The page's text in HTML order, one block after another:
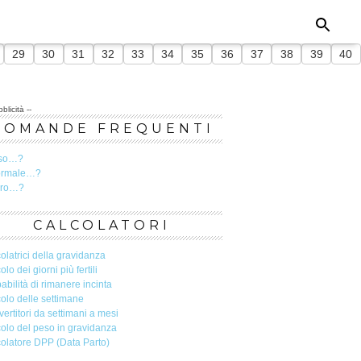
29 30 31 32 33 34 35 36 37 38 39 40
--
FREQUENTI
CALCOLATORI
della gravidanza
dei giorni più fertili
di rimanere incinta
delle settimane
da settimani a mesi
del peso in gravidanza
DPP (Data Parto)